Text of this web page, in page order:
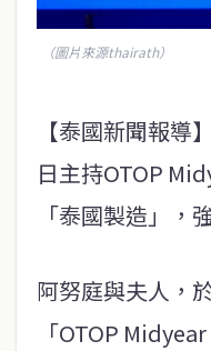
（圖片來源thairath）
【泰國新聞報導
日主持OTOP
「泰國製造」，
阿努庭與夫人，
「OTOP